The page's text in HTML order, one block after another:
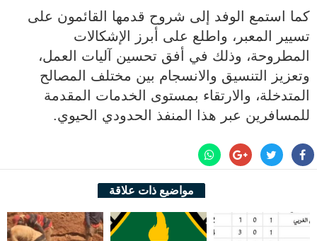
كما استمع الوفد إلى شروح قدمها القائمون على
تسيير المعبر، واطلع على أبرز الإشكالات
المطروحة، وذلك في أفق تحسين آليات العمل،
وتعزيز التنسيق والانسجام بين مختلف المصالح
المتدخلة، والارتقاء بمستوى الخدمات المقدمة
للمسافرين عبر هذا المنفذ الحدودي الحيوي.
مواضيع ذات علاقة